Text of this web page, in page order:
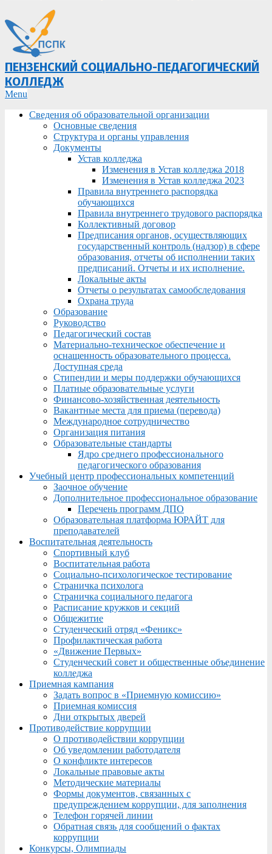
ПЕНЗЕНСКИЙ СОЦИАЛЬНО-ПЕДАГОГИЧЕСКИЙ
КОЛЛЕДЖ
Primary
Menu
Menu
Сведения об образовательной организации
Основные сведения
Структура и органы управления
Документы
Устав колледжа
Изменения в Устав колледжа 2018
Изменения в Устав колледжа 2023
Правила внутреннего распорядка
обучающихся
Правила внутреннего трудового распорядка
Коллективный договор
Предписания органов, осуществляющих
государственный контроль (надзор) в сфере
образования, отчеты об исполнении таких
предписаний. Отчеты и их исполнение.
Локальные акты
Отчеты о результатах самообследования
Охрана труда
Образование
Руководство
Педагогический состав
Материально-техническое обеспечение и
оснащенность образовательного процесса.
Доступная среда
Стипендии и меры поддержки обучающихся
Платные образовательные услуги
Финансово-хозяйственная деятельность
Вакантные места для приема (перевода)
Международное сотрудничество
Организация питания
Образовательные стандарты
Ядро среднего профессионального
педагогического образования
Учебный центр профессиональных компетенций
Заочное обучение
Дополнительное профессиональное образование
Перечень программ ДПО
Образовательная платформа ЮРАЙТ для
преподавателей
Воспитательная деятельность
Спортивный клуб
Воспитательная работа
Социально-психологическое тестирование
Страничка психолога
Страничка социального педагога
Расписание кружков и секций
Общежитие
Студенческий отряд «Феникс»
Профилактическая работа
«Движение Первых»
Студенческий совет и общественные объединение
колледжа
Приемная кампания
Задать вопрос в «Приемную комиссию»
Приемная комиссия
Дни открытых дверей
Противодействие коррупции
О противодействии коррупции
Об уведомлении работодателя
О конфликте интересов
Локальные правовые акты
Методические материалы
Формы документов, связанных с
предупреждением коррупции, для заполнения
Телефон горячей линии
Обратная связь для сообщений о фактах
коррупции
Конкурсы, Олимпиады